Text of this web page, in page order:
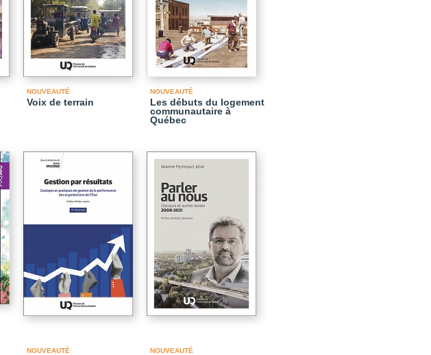
NOUVEAUTÉ
Voix de terrain
NOUVEAUTÉ
Les débuts du logement
communautaire à
Québec
NOUVEAUTÉ NOUVEAUTÉ